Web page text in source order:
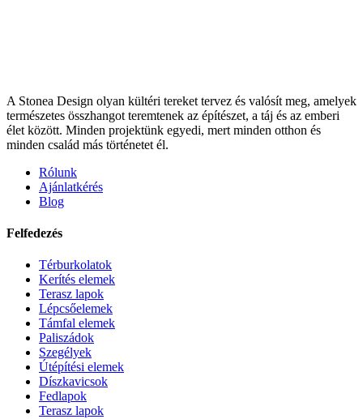
A Stonea Design olyan kültéri tereket tervez és valósít meg, amelyek
természetes összhangot teremtenek az építészet, a táj és az emberi
élet között. Minden projektünk egyedi, mert minden otthon és
minden család más történetet él.
Rólunk
Ajánlatkérés
Blog
Felfedezés
Térburkolatok
Kerítés elemek
Terasz lapok
Lépcsőelemek
Támfal elemek
Paliszádok
Szegélyek
Útépítési elemek
Díszkavicsok
Fedlapok
Terasz lapok